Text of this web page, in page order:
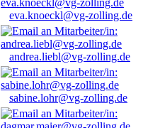
eva.knoeckl@vg-zolling.de
andrea.liebl@vg-zolling.de
sabine.lohr@vg-zolling.de